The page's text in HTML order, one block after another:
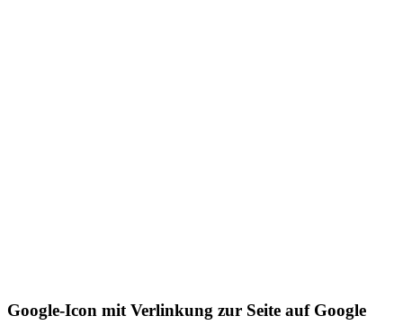
Google-Icon mit Verlinkung zur Seite auf Google